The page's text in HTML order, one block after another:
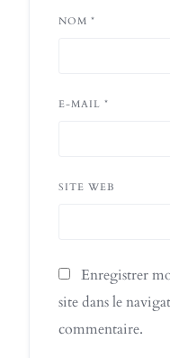
NOM *
E-MAIL *
SITE WEB
Enregistrer
site dans le
commentaire.